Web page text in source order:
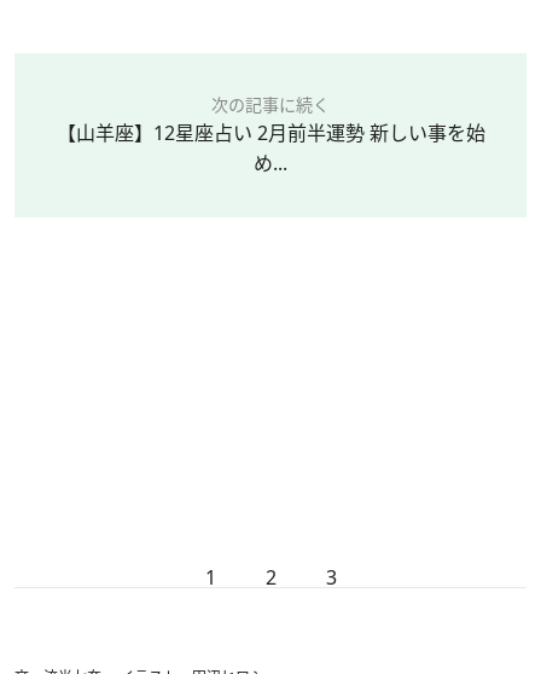
次の記事に続く
【山羊座】12星座占い 2月前半運勢 新しい事を始
め...
1 2 3